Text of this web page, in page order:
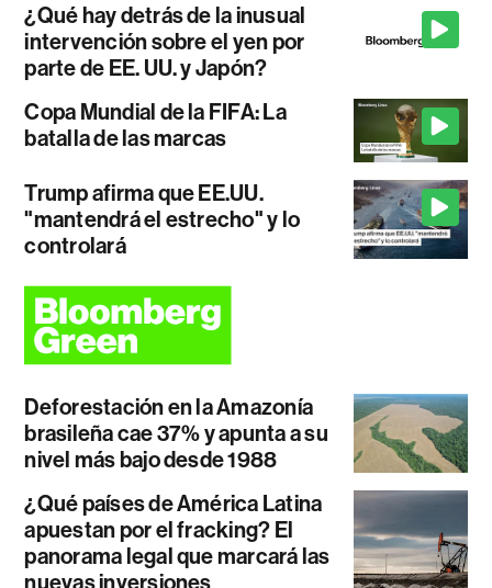
¿Qué hay detrás de la inusual
intervención sobre el yen por
parte de EE. UU. y Japón?
Copa Mundial de la FIFA: La
batalla de las marcas
Trump afirma que EE.UU.
"mantendrá el estrecho" y lo
controlará
Deforestación en la Amazonía
brasileña cae 37% y apunta a su
nivel más bajo desde 1988
¿Qué países de América Latina
apuestan por el fracking? El
panorama legal que marcará las
nuevas inversiones